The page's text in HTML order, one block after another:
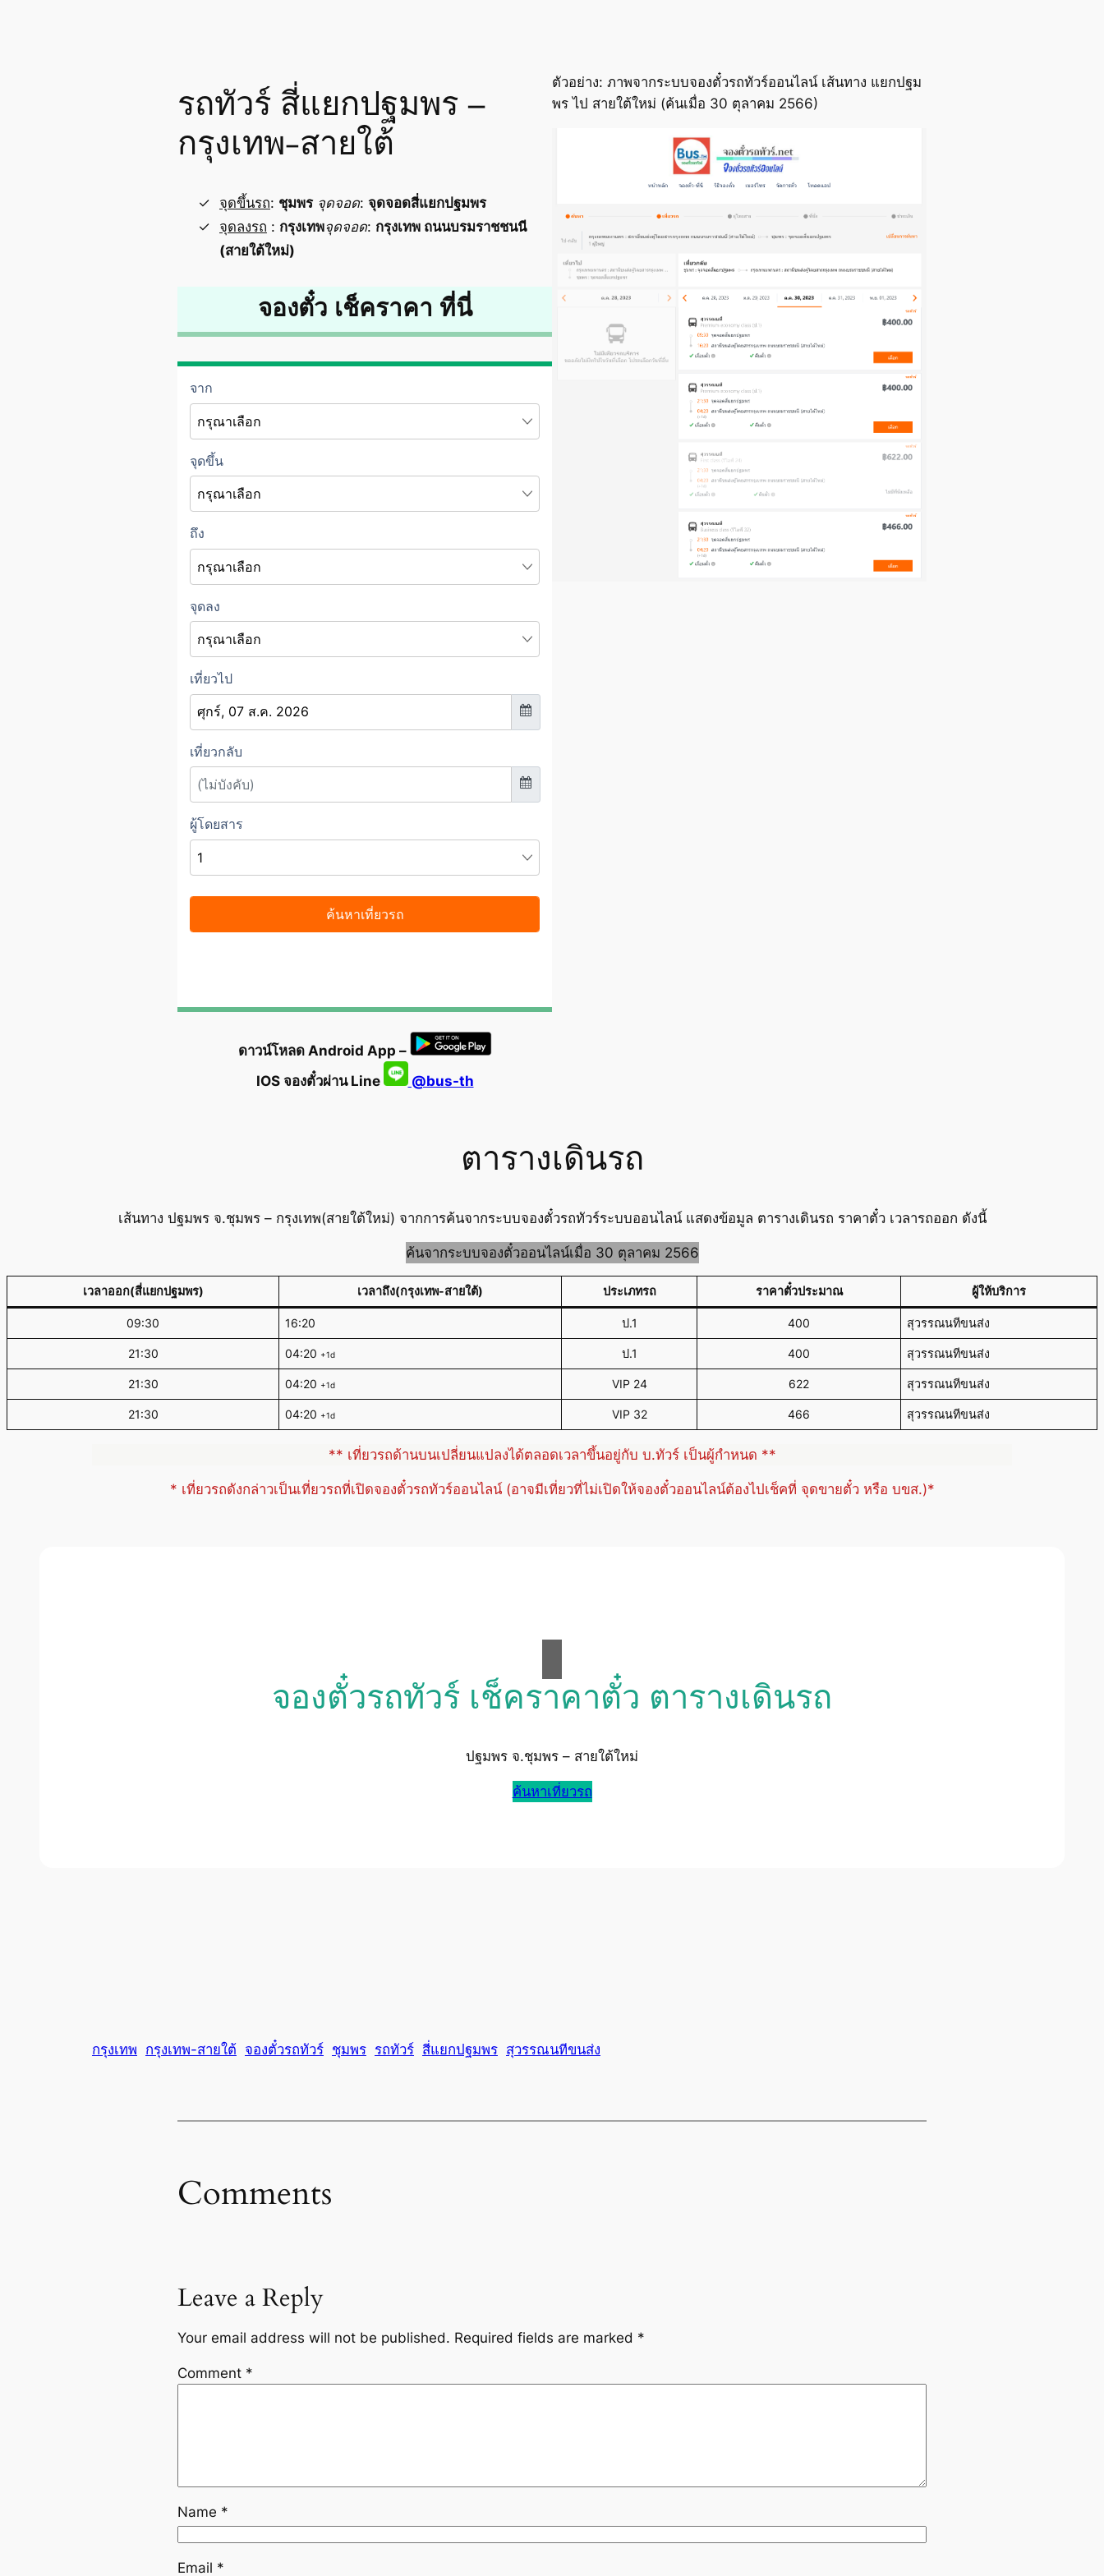
รถทัวร์ สี่แยกปฐมพร –
กรุงเทพ-สายใต้
จุดขึ้นรถ: ชุมพร จุดจอด: จุดจอดสี่แยกปฐมพร
จุดลงรถ : กรุงเทพจุดจอด: กรุงเทพ ถนนบรมราชชนนี
(สายใต้ใหม่)
จองตั๋ว เช็คราคา ที่นี่
ดาวน์โหลด Android App –
IOS จองตั๋วผ่าน Line
@bus-th
ตัวอย่าง: ภาพจากระบบจองตั๋วรถทัวร์ออนไลน์ เส้นทาง แยกปฐม
พร ไป สายใต้ใหม่ (ค้นเมื่อ 30 ตุลาคม 2566)
ตารางเดินรถ
เส้นทาง ปฐมพร จ.ชุมพร – กรุงเทพ(สายใต้ใหม่) จากการค้นจากระบบจองตั๋วรถทัวร์ระบบออนไลน์ แสดงข้อมูล ตารางเดินรถ ราคาตั๋ว เวลารถออก ดังนี้
ค้นจากระบบจองตั๋วออนไลน์เมื่อ 30 ตุลาคม 2566
เวลาออก(สี่แยกปฐมพร) เวลาถึง(กรุงเทพ-สายใต้) ประเภทรถ ราคาตั๋วประมาณ ผู้ให้บริการ
09:30 16:20 ป.1 400 สุวรรณนทีขนส่ง
21:30 04:20 +1d ป.1 400 สุวรรณนทีขนส่ง
21:30 04:20 +1d VIP 24 622 สุวรรณนทีขนส่ง
21:30 04:20 +1d VIP 32 466 สุวรรณนทีขนส่ง
** เที่ยวรถด้านบนเปลี่ยนแปลงได้ตลอดเวลาขึ้นอยู่กับ บ.ทัวร์ เป็นผู้กำหนด **
* เที่ยวรถดังกล่าวเป็นเที่ยวรถที่เปิดจองตั๋วรถทัวร์ออนไลน์ (อาจมีเที่ยวที่ไม่เปิดให้จองตั๋วออนไลน์ต้องไปเช็คที่ จุดขายตั๋ว หรือ บขส.)*
จองตั๋วรถทัวร์ เช็คราคาตั๋ว ตารางเดินรถ
ปฐมพร จ.ชุมพร – สายใต้ใหม่
ค้นหาเที่ยวรถ
กรุงเทพ กรุงเทพ-สายใต้ จองตั๋วรถทัวร์ ชุมพร รถทัวร์ สี่แยกปฐมพร สุวรรณนทีขนส่ง
Comments
Leave a Reply
Your email address will not be published. Required fields are marked *
Comment *
Name *
Email *